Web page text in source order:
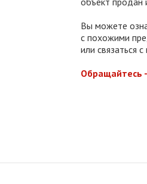
Вы можете
с похожими
или связаться
Обращайтесь